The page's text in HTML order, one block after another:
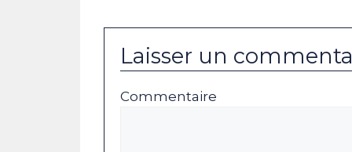
Laisser un
Commentaire